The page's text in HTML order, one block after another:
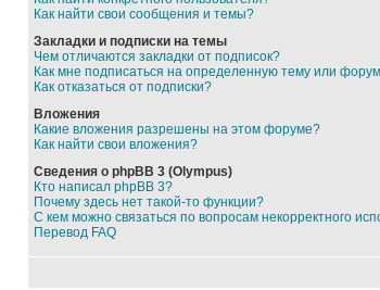
Как найти свои сообщения и темы?
Закладки и подписки на темы
Чем отличаются закладки от подписок?
Как мне подписаться на определенную тему или
Как отказаться от подписки?
Вложения
Какие вложения разрешены на этом форуме?
Как найти свои вложения?
Сведения о phpBB 3 (Olympus)
Кто написал phpBB 3?
Почему здесь нет такой-то функции?
С кем можно связаться по вопросам некорректного
Перевод FAQ